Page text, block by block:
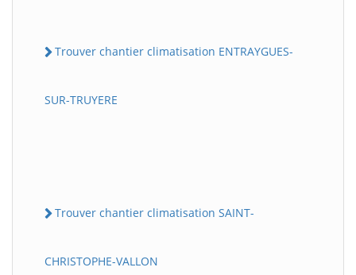
Trouver chantier climatisation ENTRAYGUES-
SUR-TRUYERE
Trouver chantier climatisation SAINT-
CHRISTOPHE-VALLON